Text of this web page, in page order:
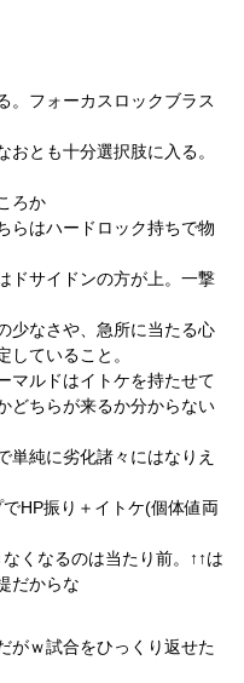
。フォーカスロックブラス
とも十分選択肢に入る。
ろか
らはハードロック持ちで物
ドサイドンの方が上。一撃
少なさや、急所に当たる心
していること。
マルドはイトケを持たせて
どちらが来るか分からない
単純に劣化諸々にはなりえ
HP振り＋イトケ(個体値両
くなるのは当たり前。↑↑は
だからな
がｗ試合をひっくり返せた